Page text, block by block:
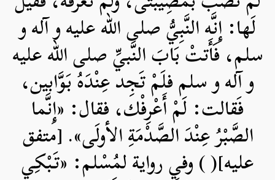
لَها: إِنَّه النَّبِيُّ صلی الله علیه و آله و
سلم، فَأَتتْ بَابَ النَّبيِّ صلی الله علیه
و آله و سلم فلَمْ تَجِد عِنْدَهُ بَوَّابين،
فَقالت: لَمْ أَعْرِفْك، فقال: «إِنَّما
الصَّبْرُ عِنْدَ الصَّدْمَةِ الأولَى». [متفق
عليه]( ) وفي رواية لمُسْلم: «تَبْكِي